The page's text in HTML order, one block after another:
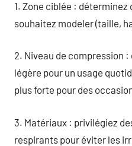
1. Zone ciblée :
souhaitez modeler (taille,
2. Niveau de compression
légère pour un usage
plus forte pour des
3. Matériaux : privilégiez
respirants pour éviter les